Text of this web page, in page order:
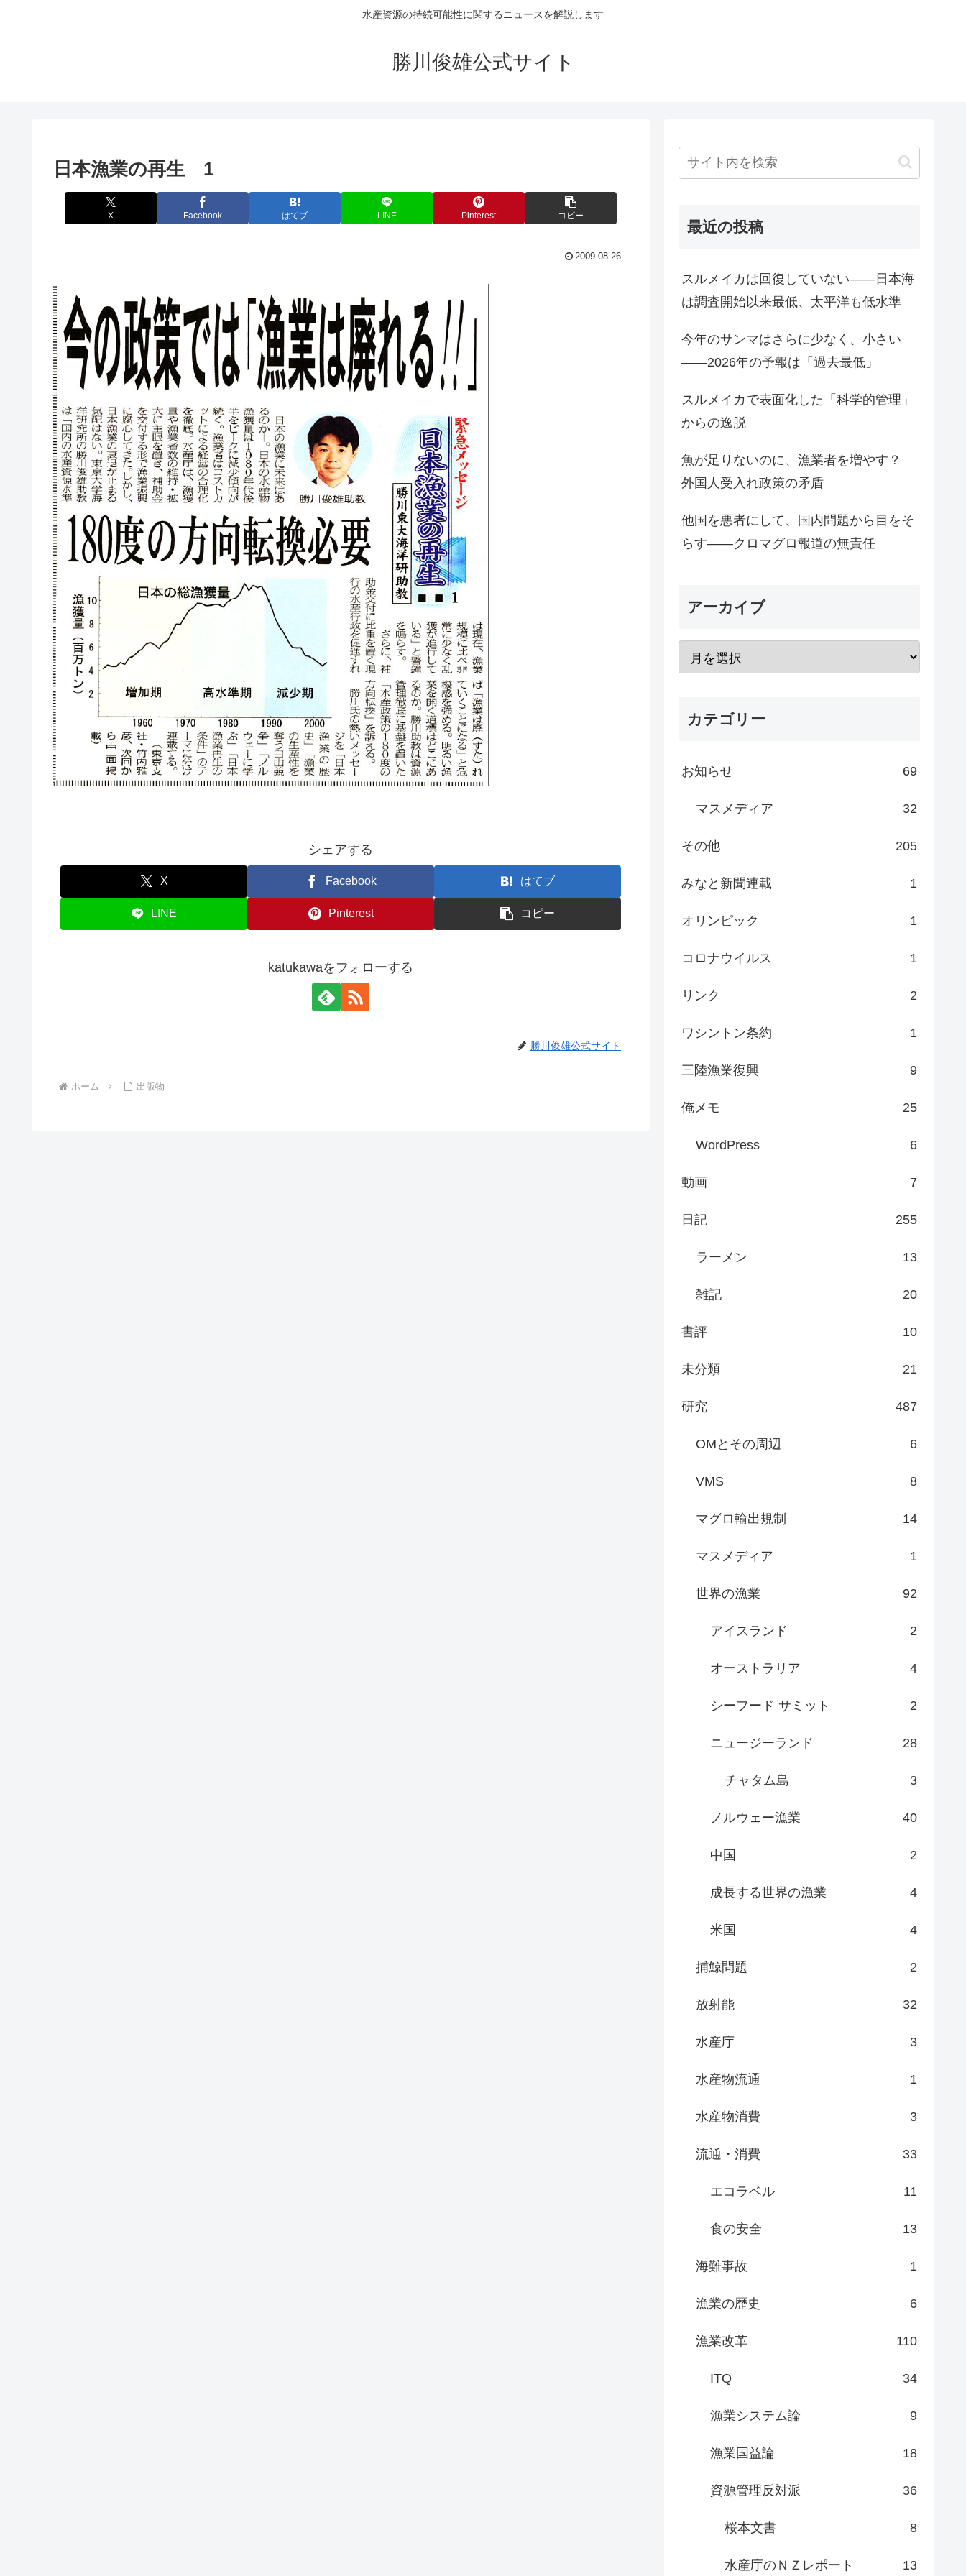
水産資源の持続可能性に関するニュースを解説します
勝川俊雄公式サイト
日本漁業の再生 1
X Facebook はてブ LINE Pinterest コピー
2009.08.26
シェアする
X Facebook はてブ
LINE Pinterest コピー
katukawaをフォローする
勝川俊雄公式サイト
ホーム 出版物
最近の投稿
スルメイカは回復していない――日本海
は調査開始以来最低、太平洋も低水準
今年のサンマはさらに少なく、小さい
――2026年の予報は「過去最低」
スルメイカで表面化した「科学的管理」
からの逸脱
魚が足りないのに、漁業者を増やす？
外国人受入れ政策の矛盾
他国を悪者にして、国内問題から目をそ
らす――クロマグロ報道の無責任
アーカイブ
カテゴリー
お知らせ 69
マスメディア 32
その他 205
みなと新聞連載 1
オリンピック 1
コロナウイルス 1
リンク 2
ワシントン条約 1
三陸漁業復興 9
俺メモ 25
WordPress 6
動画 7
日記 255
ラーメン 13
雑記 20
書評 10
未分類 21
研究 487
OMとその周辺 6
VMS 8
マグロ輸出規制 14
マスメディア 1
世界の漁業 92
アイスランド 2
オーストラリア 4
シーフード サミット 2
ニュージーランド 28
チャタム島 3
ノルウェー漁業 40
中国 2
成長する世界の漁業 4
米国 4
捕鯨問題 2
放射能 32
水産庁 3
水産物流通 1
水産物消費 3
流通・消費 33
エコラベル 11
食の安全 13
海難事故 1
漁業の歴史 6
漁業改革 110
ITQ 34
漁業システム論 9
漁業国益論 18
資源管理反対派 36
桜本文書 8
水産庁のＮＺレポート 13